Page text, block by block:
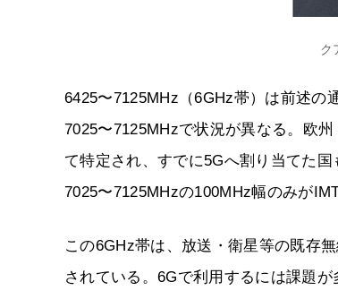
ク
6425〜7125MHz（6GHz帯）は前述の
7025〜7125MHzで状況が異なる。欧
て特定され、すでに5Gへ割り当てた
7025〜7125MHzの100MHz幅のみが
この6GHz帯は、放送・衛星等の既存
されている。6Gで利用するには課題